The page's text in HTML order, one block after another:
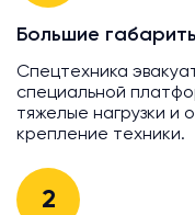
Большие
Спецтехника
специальной
тяжелые нагрузки и
крепление техники.
2